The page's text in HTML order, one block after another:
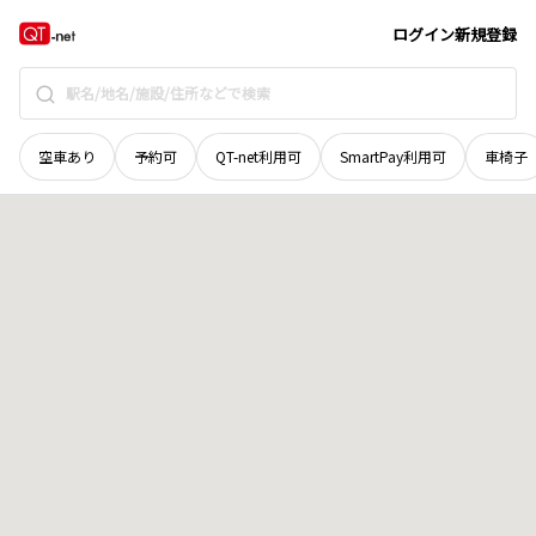
ログイン新規登録
空車あり 予約可 QT-net利用可 SmartPay利用可 車椅子
栃木県